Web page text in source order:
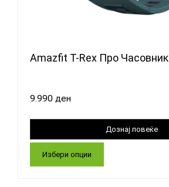
Amazfit T-Rex Про Часовник
9.990 ден
Избери опции